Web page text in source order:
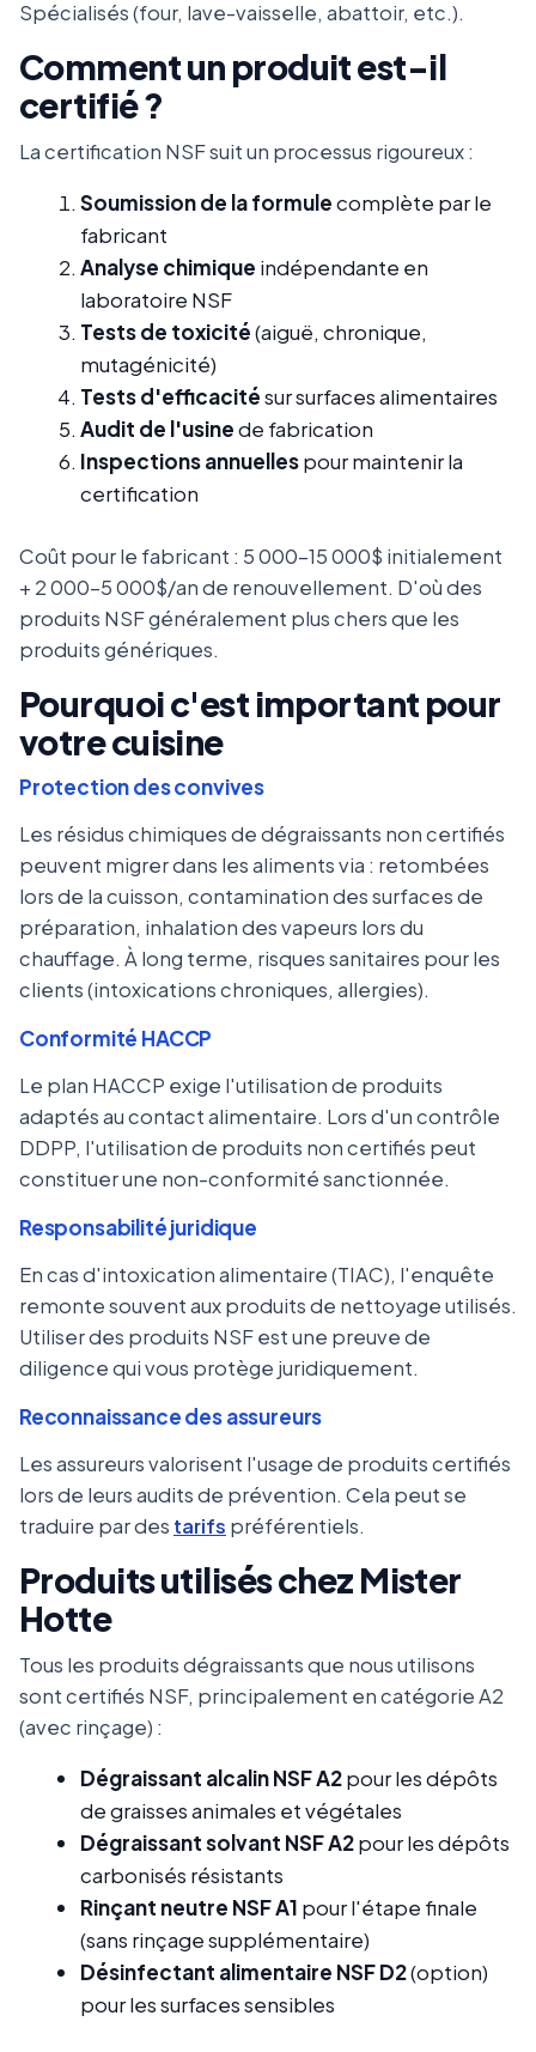
Spécialisés (four, lave-vaisselle, abattoir, etc.).
Comment un produit est-il
certifié ?
La certification NSF suit un processus rigoureux :
Soumission de la formulecomplète par le
fabricant
Analyse chimique indépendante en
laboratoire NSF
Tests de toxicité(aiguë, chronique,
mutagénicité)
Tests d'efficacitésur surfaces alimentaires
Audit de l'usinede fabrication
Inspections annuellespour maintenir la
certification
Coût pour le fabricant : 5 000-15 000$ initialement
+ 2 000-5 000$/an de renouvellement. D'où des
produits NSF généralement plus chers que les
produits génériques.
Pourquoi c'est important pour
votre cuisine
Protection des convives
Les résidus chimiques de dégraissants non certifiés
peuvent migrer dans les aliments via : retombées
lors de la cuisson, contamination des surfaces de
préparation, inhalation des vapeurs lors du
chauffage. À long terme, risques sanitaires pour les
clients (intoxications chroniques, allergies).
Conformité HACCP
Le plan HACCP exige l'utilisation de produits
adaptés au contact alimentaire. Lors d'un contrôle
DDPP, l'utilisation de produits non certifiés peut
constituer une non-conformité sanctionnée.
Responsabilité juridique
En cas d'intoxication alimentaire (TIAC), l'enquête
remonte souvent aux produits de nettoyage utilisés.
Utiliser des produits NSF est une preuve de
diligence qui vous protège juridiquement.
Reconnaissance des assureurs
Les assureurs valorisent l'usage de produits certifiés
lors de leurs audits de prévention. Cela peut se
traduire par des tarifs préférentiels.
Produits utilisés chez Mister
Hotte
Tous les produits dégraissants que nous utilisons
sont certifiés NSF, principalement en catégorie A2
(avec rinçage) :
Dégraissant alcalin NSF A2pour les dépôts
de graisses animales et végétales
Dégraissant solvant NSF A2pour les dépôts
carbonisés résistants
Rinçant neutre NSF A1 pour l'étape finale
(sans rinçage supplémentaire)
Désinfectant alimentaire NSF D2(option)
pour les surfaces sensibles